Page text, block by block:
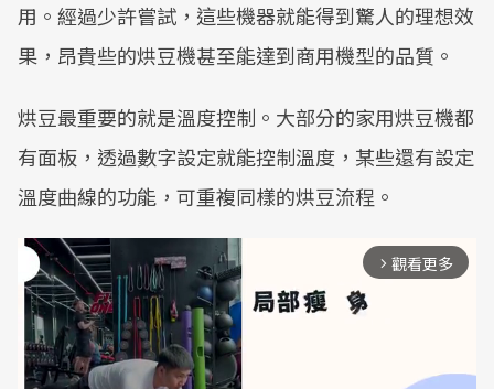
用。經過少許嘗試，這些機器就能得到驚人的理想效
果，昂貴些的烘豆機甚至能達到商用機型的品質。
烘豆最重要的就是溫度控制。大部分的家用烘豆機都
有面板，透過數字設定就能控制溫度，某些還有設定
溫度曲線的功能，可重複同樣的烘豆流程。
arrow_forward_ios 觀看更多